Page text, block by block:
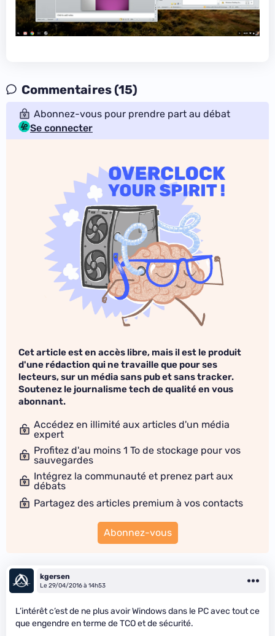
Commentaires (15)
Abonnez-vous pour prendre part au débat
Se connecter
Cet article est en accès libre, mais il est le produit
d'une rédaction qui ne travaille que pour ses
lecteurs, sur un média sans pub et sans tracker.
Soutenez le journalisme tech de qualité en vous
abonnant.
Accédez en illimité aux articles d'un média
expert
Profitez d'au moins 1 To de stockage pour vos
sauvegardes
Intégrez la communauté et prenez part aux
débats
Partagez des articles premium à vos contacts
Abonnez-vous
kgersen
Le 29/04/2016 à 14h53
L’intérêt c’est de ne plus avoir Windows dans le PC avec tout ce
que engendre en terme de TCO et de sécurité.